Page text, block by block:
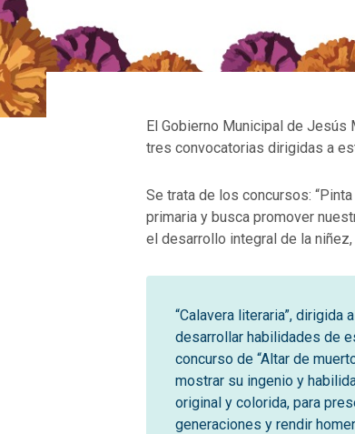
El Gobierno Municipal de Jesús
tres convocatorias dirigidas a
Se trata de los concursos:
primaria y busca promover
el desarrollo integral de la
“Calavera literaria”,
desarrollar habilidades de
concurso de “Altar de
mostrar su ingenio y
original y colorida, para
generaciones y rendir